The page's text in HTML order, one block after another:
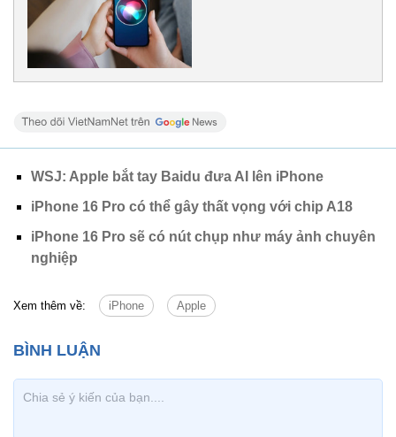
WSJ: Apple bắt tay Baidu đưa AI lên iPhone
iPhone 16 Pro có thể gây thất vọng với chip A18
iPhone 16 Pro sẽ có nút chụp như máy ảnh chuyên
nghiệp
Xem thêm về: iPhone Apple